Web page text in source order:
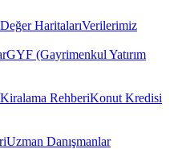
Değer HaritalarıVerilerimiz
GYF (Gayrimenkul Yatırım
Kiralama RehberiKonut Kredisi
Uzman Danışmanlar